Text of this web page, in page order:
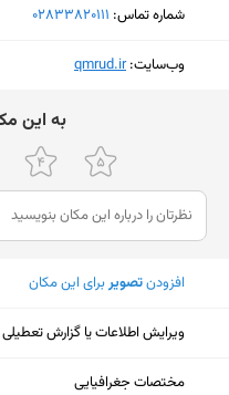
شماره تماس: ‎02833820111
وب‌سایت:‎qmrud.ir
ﺑﻪ اﯾﻦ
افزودنتصویربرای این مکان
ویرایش اطلاعات یا گزارش
مختصات جغرافیایی